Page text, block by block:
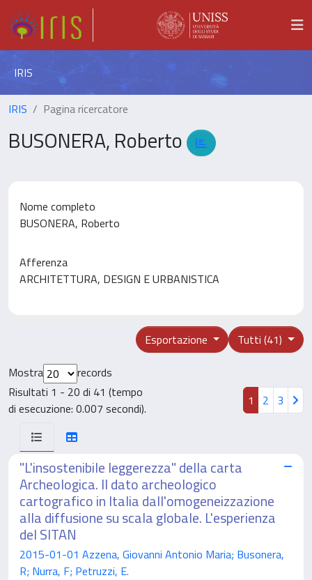
IRIS
IRIS Pagina ricercatore
BUSONERA, Roberto
Nome completo
BUSONERA, Roberto
Afferenza
ARCHITETTURA, DESIGN E URBANISTICA
Tutti (41)
Esportazione
Mostra
records
Risultati 1 - 20 di 41 (tempo
di esecuzione: 0.007 secondi).
1 2 3
"L'insostenibile leggerezza" della carta
Archeologica. Il dato archeologico
cartografico in Italia dall'omogeneizzazione
alla diffusione su scala globale. L'esperienza
del SITAN
2015-01-01 Azzena, Giovanni Antonio Maria; Busonera,
R; Nurra, F; Petruzzi, E.